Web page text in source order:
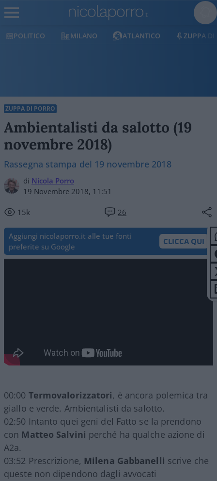
POLITICO MILANO ATLANTICO ZUPPA DI
ZUPPA DI PORRO
Ambientalisti da salotto (19
novembre 2018)
Rassegna stampa del 19 novembre 2018
di Nicola Porro
19 Novembre 2018, 11:51
15k 26
Aggiungi nicolaporro.it alle tue fonti
preferite su Google
CLICCA QUI
00:00 Termovalorizzatori, è ancora polemica tra
giallo e verde. Ambientalisti da salotto.
02:50 Intanto quei geni del Fatto se la prendono
con Matteo Salvini perché ha qualche azione di
A2a.
03:52 Prescrizione, Milena Gabbanelli scrive che
queste non dipendono dagli avvocati